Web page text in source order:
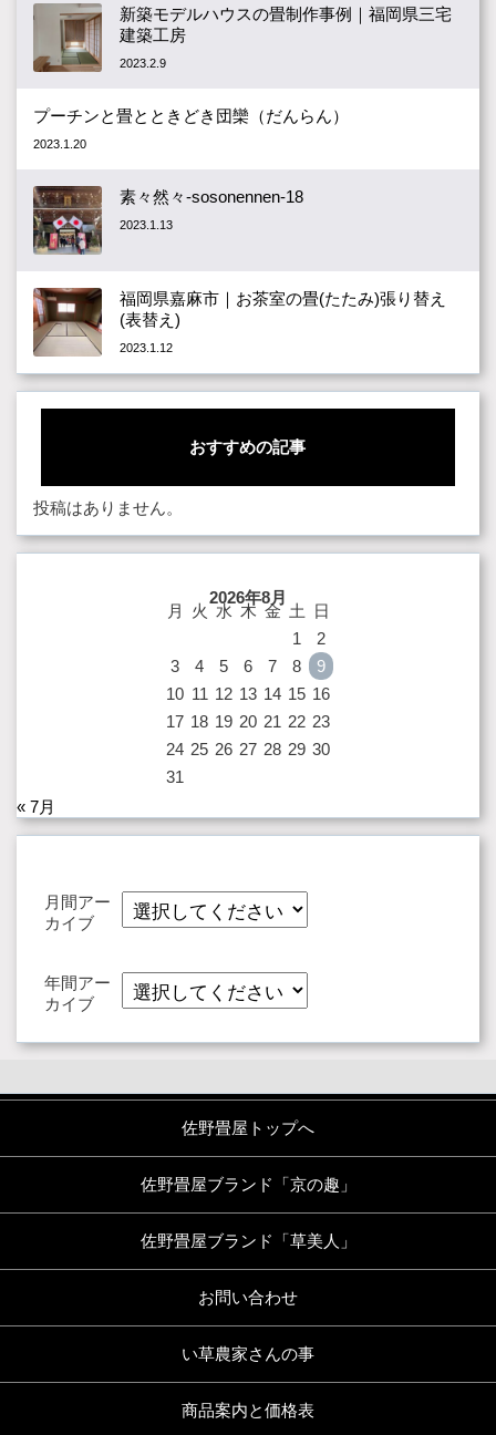
新築モデルハウスの畳制作事例｜福岡県三宅
建築工房
2023.2.9
プーチンと畳とときどき団欒（だんらん）
2023.1.20
素々然々-sosonennen-18
2023.1.13
福岡県嘉麻市｜お茶室の畳(たたみ)張り替え
(表替え)
2023.1.12
おすすめの記事
投稿はありません。
2026年8月
月 火 水 木 金 土
日
1
2
3
4 5 6 7 8
9
10 11 12 13 14 15 16
17 18 19 20 21 22 23
24 25 26 27 28 29 30
31
« 7月
月間アー
カイブ
年間アー
カイブ
佐野畳屋トップへ
佐野畳屋ブランド「京の趣」
佐野畳屋ブランド「草美人」
お問い合わせ
い草農家さんの事
商品案内と価格表